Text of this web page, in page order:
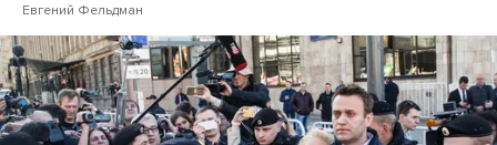
Евгений Фельдман